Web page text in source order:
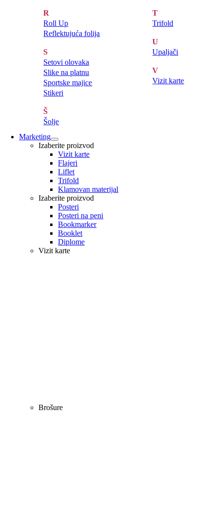
R
Roll Up
Reflektujuća folija
S
Setovi olovaka
Slike na platnu
Sportske majice
Stikeri
Š
Šolje
T
Trifold
U
Upaljači
V
Vizit karte
Marketing
Izaberite proizvod
Vizit karte
Flajeri
Liflet
Trifold
Klamovan materijal
Izaberite proizvod
Posteri
Posteri na peni
Bookmarker
Booklet
Diplome
Vizit karte
Brošure